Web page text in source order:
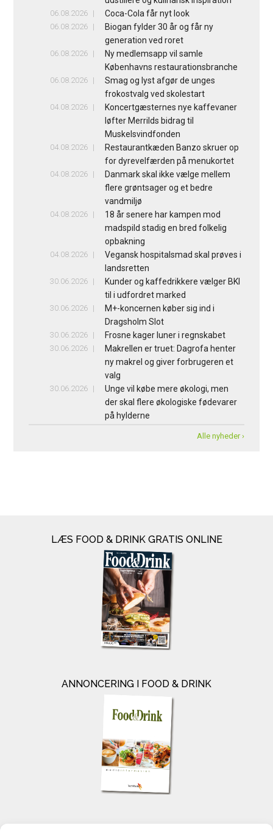
06.08.2026 Coca-Cola får nyt look
06.08.2026
Biogan fylder 30 år og får ny
generation ved roret
06.08.2026
Ny medlemsapp vil samle
Københavns restaurationsbranche
06.08.2026
Smag og lyst afgør de unges
frokostvalg ved skolestart
04.08.2026
Koncertgæsternes nye kaffevaner
løfter Merrilds bidrag til
Muskelsvindfonden
04.08.2026
Restaurantkæden Banzo skruer op
for dyrevelfærden på menukortet
04.08.2026
Danmark skal ikke vælge mellem
flere grøntsager og et bedre
vandmiljø
04.08.2026
18 år senere har kampen mod
madspild stadig en bred folkelig
opbakning
04.08.2026
Vegansk hospitalsmad skal prøves i
landsretten
30.06.2026
Kunder og kaffedrikkere vælger BKI
til i udfordret marked
30.06.2026
M+-koncernen køber sig ind i
Dragsholm Slot
30.06.2026 Frosne kager luner i regnskabet
30.06.2026
Makrellen er truet: Dagrofa henter
ny makrel og giver forbrugeren et
valg
30.06.2026
Unge vil købe mere økologi, men
der skal flere økologiske fødevarer
på hylderne
Alle nyheder ›
LÆS FOOD & DRINK GRATIS ONLINE
ANNONCERING I FOOD & DRINK